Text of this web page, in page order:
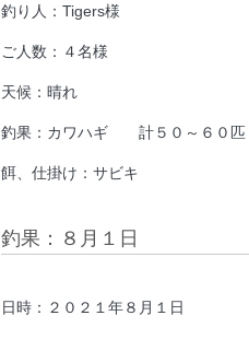
釣り人：Tigers様
ご人数：４名様
天候：晴れ
釣果：カワハギ 計５０～６０
餌、仕掛け：サビキ
釣果：８月１日
日時：２０２１年８月１日